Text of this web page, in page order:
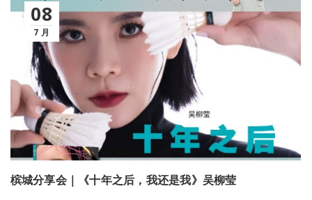
08
7 月
槟城分享会｜《十年之后，我还是我》吴柳莹